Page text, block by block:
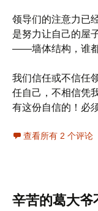
领导们的注意力已
是努力让自己的屋
——墙体结构，谁都
我们信任或不信任
任自己，不相信凭
有这份自信的！必
查看所有 2 个评论
辛苦的葛大爷